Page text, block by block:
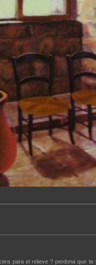
para el relieve ? perdona que